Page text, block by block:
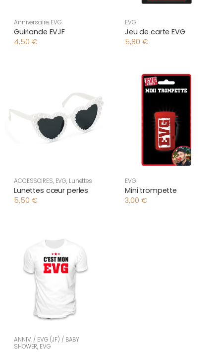
Anniversaire,EVG
Guirlande EVJF
4,50 €
EVG
Jeu de carte EVG
5,80 €
ACCESSOIRES, EVG, Lunettes
Lunettes cœur perles
5,50 €
EVG
Mini trompette
3,00 €
ANNIV. / EVG (JF) / BABY
SHOWER, EVG